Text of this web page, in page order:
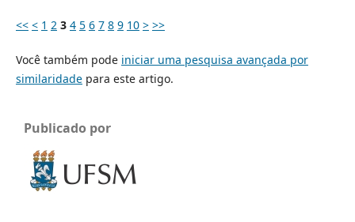
<< < 1 2 3 4 5 6 7 8 9 10 > >>
Você também pode iniciar uma pesquisa avançada por
similaridadepara este artigo.
Publicado por